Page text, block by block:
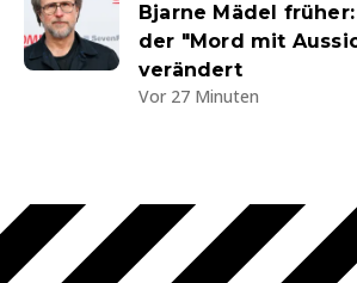
Bjarne Mädel
der "Mord mit
verändert
Vor 27 Minuten